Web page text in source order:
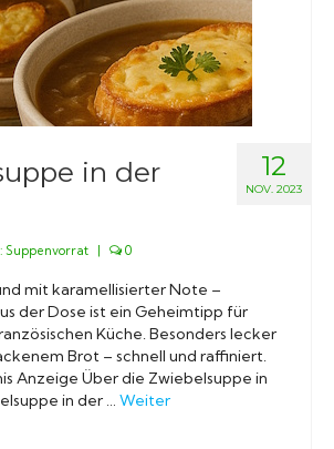
12
NOV. 2023
in der
Suppenvorrat | 0
mit karamellisierter Note –
der Dose ist ein Geheimtipp für
Küche. Besonders lecker
Brot – schnell und raffiniert.
Anzeige Über die Zwiebelsuppe in
in der … Weiter